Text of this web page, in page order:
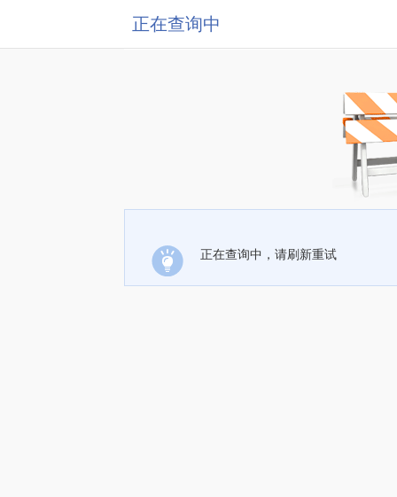
正在查询中
正在查询中，请刷新重试